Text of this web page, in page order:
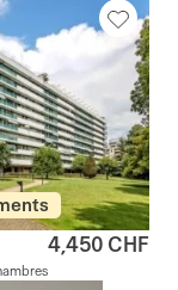
4,450 CHF